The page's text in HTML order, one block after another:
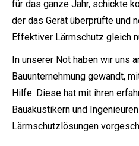
für das ganze Jahr, schickte
der das Gerät überprüfte und
Effektiver Lärmschutz gleich
In unserer Not haben wir uns
Bauunternehmung gewandt,
Hilfe. Diese hat mit ihren
Bauakustikern und
Lärmschutzlösungen